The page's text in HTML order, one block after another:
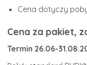
Cena dotyczy
Cena za pakiet,
Termin 26.06-